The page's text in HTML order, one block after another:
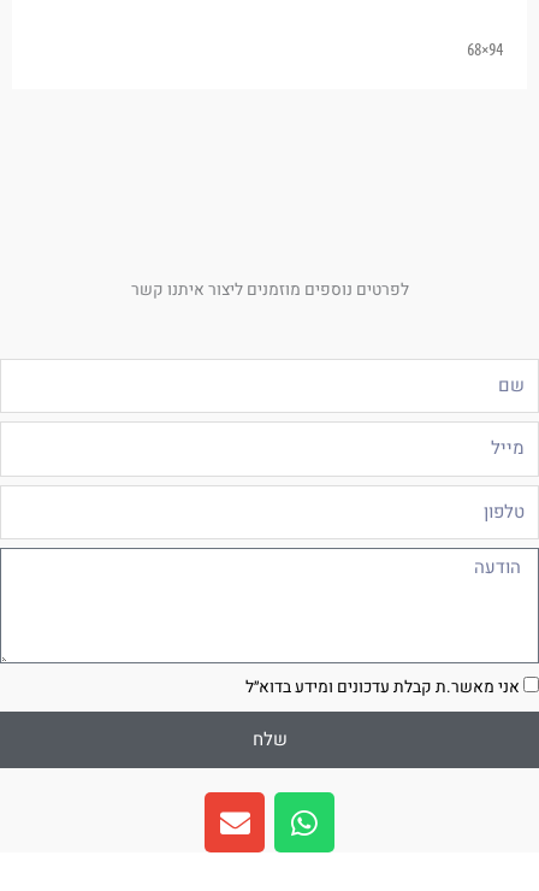
94×68
לפרטים נוספים מוזמנים ליצור איתנו קשר
אני מאשר.ת קבלת עדכונים ומידע בדוא״ל
שלח
W
h
a
E
n
v